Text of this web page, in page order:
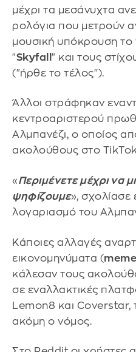
μέχρι τα μεσάνυχτα
ρολόγια που μετρούν
μουσική υπόκρουση το
"Skyfall " και τους
("ήρθε το τέλος'').
Άλλοι στράφηκαν
κεντροαριστερού
Αλμπανέζι, ο οποίος
ακολούθους στο
«Περιμένετε μέχρι να
ψηφίζουμε», σχολίασε
λογαριασμό του
Κάποιες αλλαγές
εικονομηνύματα (
κάλεσαν τους
σε εναλλακτικές
Lemon8 και Coverstar,
ακόμη ο νόμος.